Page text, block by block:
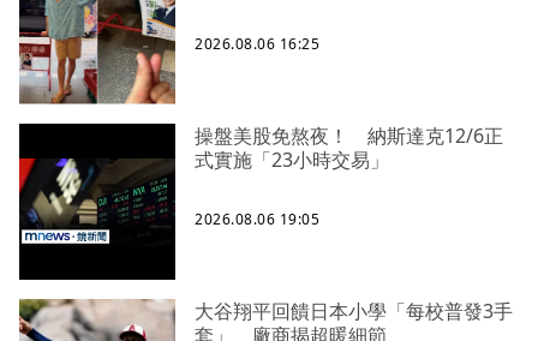
2026.08.06 16:25
操盤美股免熬夜！ 納斯達克12/6正
式實施「23小時交易」
2026.08.06 19:05
大谷翔平回饋日本小學「每校普發3手
套」 廠商揭超暖細節